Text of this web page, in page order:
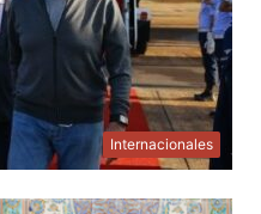
Internacionales